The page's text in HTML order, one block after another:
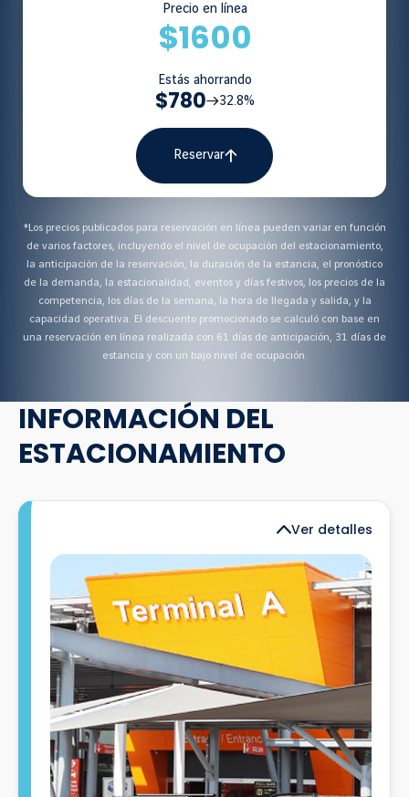
Precio en línea
$1600
Estás ahorrando
$780 32.8%
Reservar
*Los precios publicados para reservación en línea pueden variar en función
de varios factores, incluyendo el nivel de ocupación del estacionamiento,
la anticipación de la reservación, la duración de la estancia, el pronóstico
de la demanda, la estacionalidad, eventos y días festivos, los precios de la
competencia, los días de la semana, la hora de llegada y salida, y la
capacidad operativa. El descuento promocionado se calculó con base en
una reservación en línea realizada con 61 días de anticipación, 31 días de
estancia y con un bajo nivel de ocupación.
INFORMACIÓN DEL
ESTACIONAMIENTO
Ver detalles